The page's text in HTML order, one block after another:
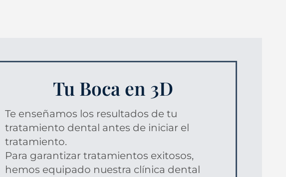
Tu Boca en 3D
Te enseñamos los resultados de tu
tratamiento dental antes de iniciar el
tratamiento.
Para garantizar tratamientos exitosos,
hemos equipado nuestra clínica dental